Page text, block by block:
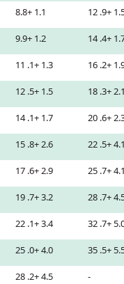
8.8+ 1.1 12 .9+
9.9+ 1.2 14 .4+
11 .1+ 1.3 16 .2+
12 .5+ 1.5 18 .3+
14 .1+ 1.7 20 .6+
15 .8+ 2.6 22 .5+
17 .6+ 2.9 25 .7+
19 .7+ 3.2 28 .7+
22 .1+ 3.4 32 .7+
25 .0+ 4.0 35 .5+
28 .2+ 4.5 -